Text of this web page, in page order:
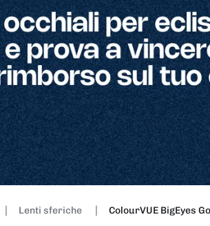
Lenti sferiche ColourVUE BigEyes